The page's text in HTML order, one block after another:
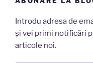
Introdu adresa de
și vei primi notificări
articole noi.